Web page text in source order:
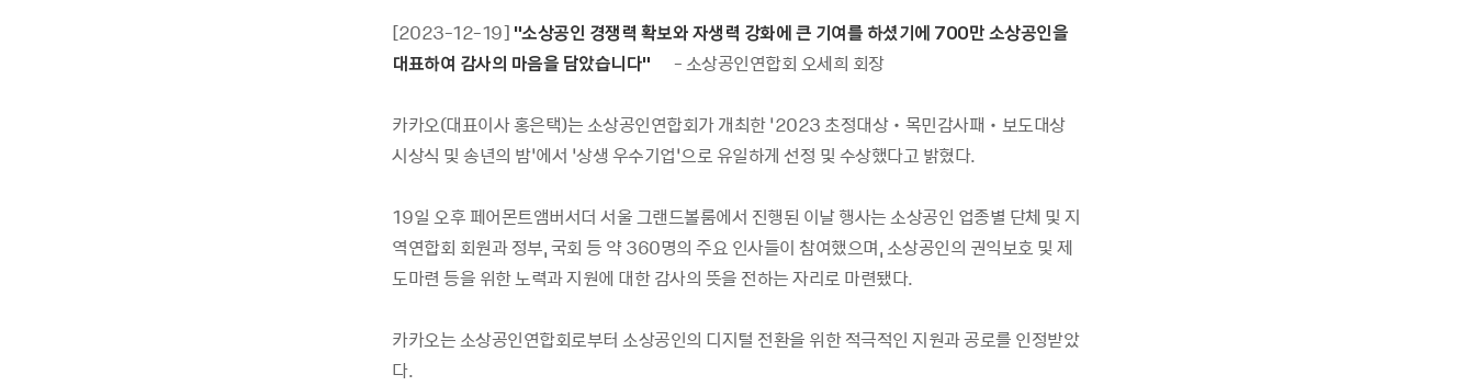
[2023-12-19] "소상공인 경쟁력 확보와 자생력 강화에 큰 기여를 하셨기에 700만 소상공인을
대표하여 감사의 마음을 담았습니다" - 소상공인연합회 오세희 회장
카카오(대표이사 홍은택)는 소상공인연합회가 개최한 ‘2023 초정대상‧목민감사패‧보도대상
시상식 및 송년의 밤’에서 ‘상생 우수기업’으로 유일하게 선정 및 수상했다고 밝혔다.
19일 오후 페어몬트앰버서더 서울 그랜드볼룸에서 진행된 이날 행사는 소상공인 업종별 단체 및 지
역연합회 회원과 정부, 국회 등 약 360명의 주요 인사들이 참여했으며, 소상공인의 권익보호 및 제
도마련 등을 위한 노력과 지원에 대한 감사의 뜻을 전하는 자리로 마련됐다.
카카오는 소상공인연합회로부터 소상공인의 디지털 전환을 위한 적극적인 지원과 공로를 인정받았
다.